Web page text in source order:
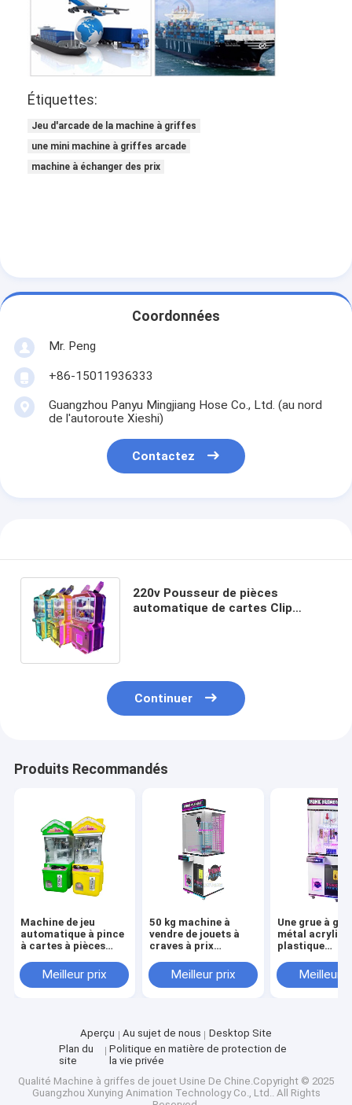
Machine de basket-ball de jeu
machine professionnelle d'agrafe
Machine à frapper à la boxe
machine de jeu électronique
Une voiture de stationnement
Étiquettes:
Jeu d'arcade de la machine à griffes
une mini machine à griffes arcade
machine à échanger des prix
Coordonnées
Mr. Peng
+86-15011936333
Guangzhou Panyu Mingjiang Hose Co., Ltd. (au nord
de l'autoroute Xieshi)
Contactez
220v Pousseur de pièces
automatique de cartes Clip
Continuer
Produits Recommandés
Machine de jeu
automatique à pince
à cartes à pièces
thèmeMeilleur prix
50 kg machine à
vendre de jouets à
craves à prix
Meilleur prix
Une grue à
métal
plastique
vendant des
pour des prix
Meilleur
Aperçu Au sujet de nous
Desktop Site
Plan du
site
Politique en matière de protection de
la vie privée
Qualité Machine à griffes de jouet Usine De Chine.Copyright © 2025
Guangzhou Xunying Animation Technology Co., Ltd.. All Rights